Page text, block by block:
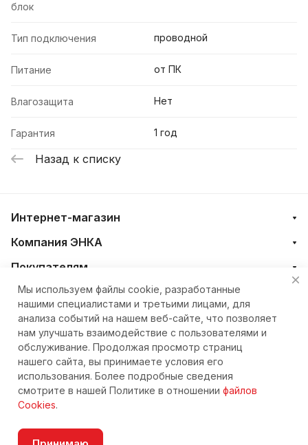
блок
Тип подключения проводной
Питание от ПК
Влагозащита Нет
Гарантия 1 год
Назад к списку
Интернет-магазин
Компания ЭНКА
Покупателям
+7 (4212) 23-33-33
eshop@nkteh.ru
© 2026 Интернет-магазин ЭНКА техника
Мы используем файлы cookie, разработанные
нашими специалистами и третьими лицами, для
анализа событий на нашем веб-сайте, что позволяет
нам улучшать взаимодействие с пользователями и
обслуживание. Продолжая просмотр страниц
нашего сайта, вы принимаете условия его
использования. Более подробные сведения
смотрите в нашей Политике в отношении файлов
Cookies.